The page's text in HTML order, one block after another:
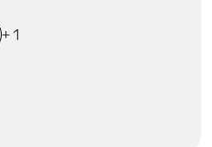
+ 1